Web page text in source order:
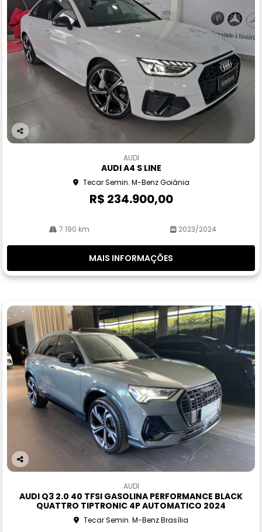
Co
AUDI
AUDI A4 S LINE
Tecar Semin. M-Benz Goiânia
R$ 234.900,00
7.190 km 2023/2024
MAIS INFORMAÇÕES
Co
rtil
AUDI
AUDI Q3 2.0 40 TFSI GASOLINA PERFORMANCE BLACK
QUATTRO TIPTRONIC 4P AUTOMATICO 2024
Tecar Semin. M-Benz Brasília